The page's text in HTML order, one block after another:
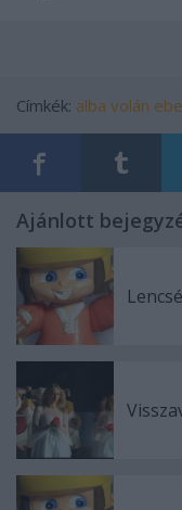
Címkék: alba volán
Ajánlott